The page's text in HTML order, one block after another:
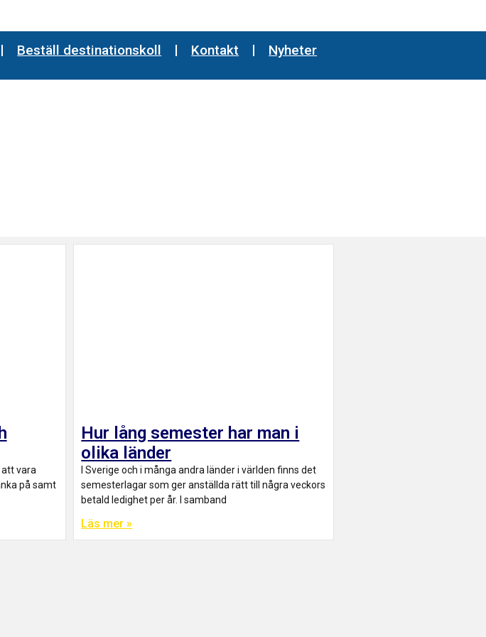
Beställ destinationskoll Kontakt Nyheter
vara
på samt
Hur lång semester har man i
olika länder
I Sverige och i många andra länder i världen finns det
semesterlagar som ger anställda rätt till några veckors
betald ledighet per år. I samband
Läs mer »